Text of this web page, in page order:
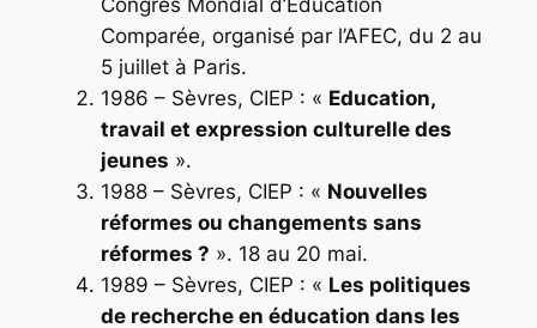
Congrès Mondial d’Education
Comparée, organisé par l’AFEC, du 2 au
5 juillet à Paris.
1986 – Sèvres, CIEP : « Education,
travail et expression culturelle des
jeunes ».
1988 – Sèvres, CIEP : « Nouvelles
réformes ou changements sans
réformes ? ». 18 au 20 mai.
1989 – Sèvres, CIEP : « Les politiques
de recherche en éducation dans les